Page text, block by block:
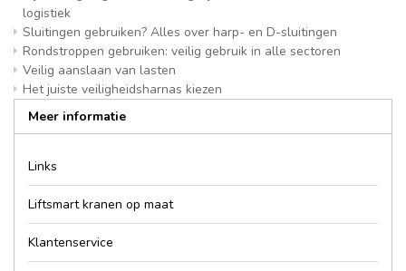
logistiek
Sluitingen gebruiken? Alles over harp- en D-sluitingen
Rondstroppen gebruiken: veilig gebruik in alle sectoren
Veilig aanslaan van lasten
Het juiste veiligheidsharnas kiezen
Meer informatie
Links
Liftsmart kranen op maat
Klantenservice